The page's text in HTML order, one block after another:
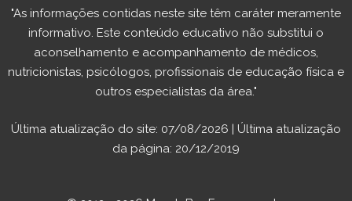
"As informações contidas neste site têm caráter meramente
informativo. Este conteúdo educativo não substitui o
aconselhamento e acompanhamento de médicos,
nutricionistas, psicólogos, profissionais de educação física e
outros especialistas da área."
Última atualização do site: 07/08/2026 | Última atualização
da página: 20/12/2019